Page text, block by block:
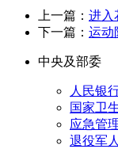
上一篇： 进入
下一篇： 运动
中央及部委
人民银
国家卫
应急管
退役军